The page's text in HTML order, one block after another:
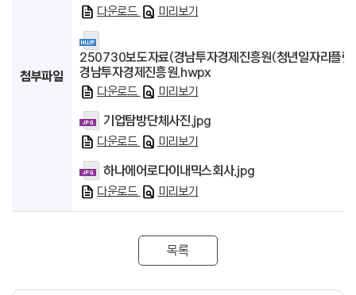
첨부파일
다운로드 미리보기
250730보도자료(경남투자경제진흥원(청년일자리플
경남투자경제진흥원.hwpx
다운로드 미리보기
기업탐방단체사진.jpg
다운로드 미리보기
하나에어로다이내믹스회사.jpg
다운로드 미리보기
목록